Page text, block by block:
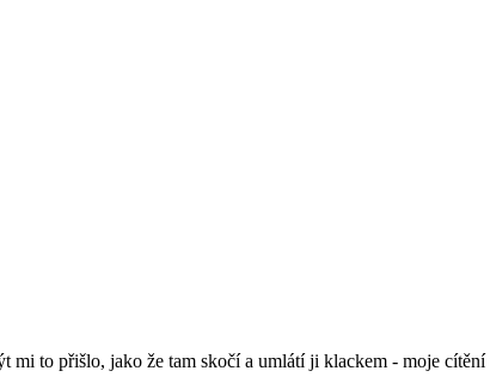
to přišlo, jako že tam skočí a umlátí ji klackem - moje